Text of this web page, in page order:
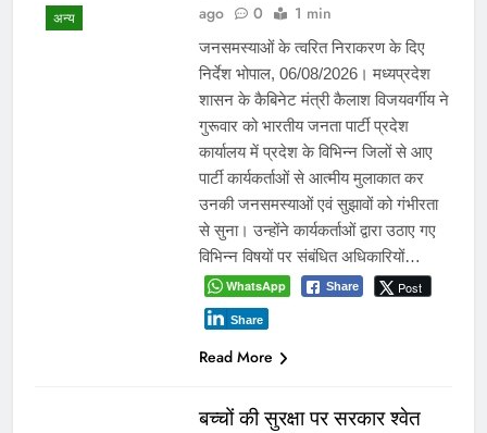
अन्य
ago
0 1 min
जनसमस्याओं के त्वरित निराकरण के दिए
निर्देश भोपाल, 06/08/2026। मध्यप्रदेश
शासन के कैबिनेट मंत्री कैलाश विजयवर्गीय ने
गुरूवार को भारतीय जनता पार्टी प्रदेश
कार्यालय में प्रदेश के विभिन्न जिलों से आए
पार्टी कार्यकर्ताओं से आत्मीय मुलाकात कर
उनकी जनसमस्याओं एवं सुझावों को गंभीरता
से सुना। उन्होंने कार्यकर्ताओं द्वारा उठाए गए
विभिन्न विषयों पर संबंधित अधिकारियों…
WhatsApp Share Post
Share
Read More
बच्चों की सुरक्षा पर सरकार श्वेत